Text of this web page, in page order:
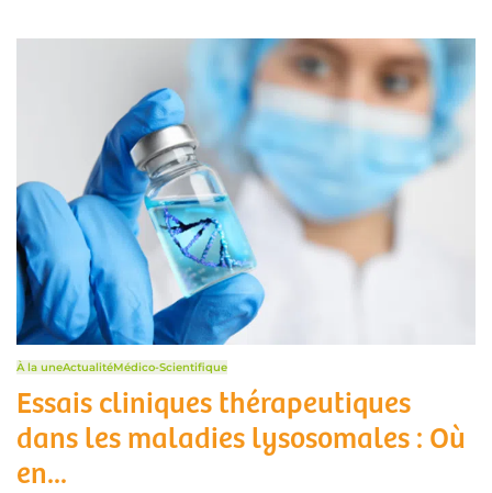
À la uneActualitéMédico-Scientifique
Essais cliniques thérapeutiques
dans les maladies lysosomales : Où
en...